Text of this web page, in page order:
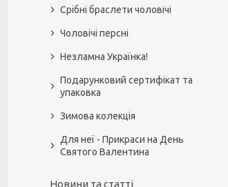
Срібні браслети чоловічі
Чоловічі персні
Незламна Українка!
Подарунковий сертифікат та
упаковка
Зимова колекція
Для неї - Прикраси на День
Святого Валентина
Новини та статті